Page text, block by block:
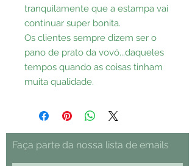
tranquilamente que a estampa vai
continuar super bonita.
Os clientes sempre dizem ser o
pano de prato da vovó...daqueles
tempos quando as coisas tinham
muita qualidade.
Faça parte da nossa lista de emails